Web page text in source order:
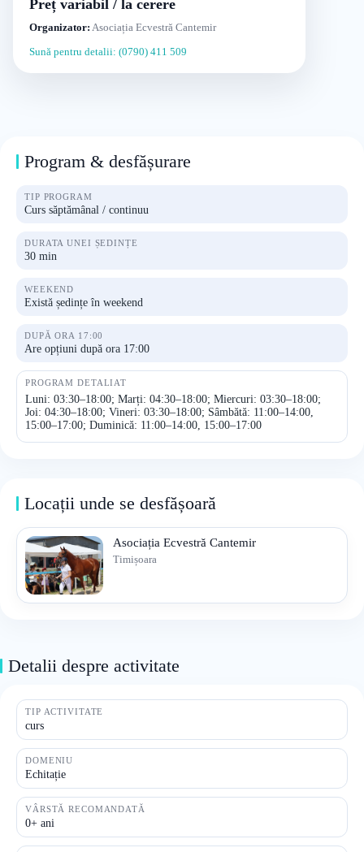
Preț variabil / la cerere
Organizator: Asociația Ecvestră Cantemir
Sună pentru detalii: (0790) 411 509
Program & desfășurare
TIP PROGRAM
Curs săptămânal / continuu
DURATA UNEI ȘEDINȚE
30 min
WEEKEND
Există ședințe în weekend
DUPĂ ORA 17:00
Are opțiuni după ora 17:00
PROGRAM DETALIAT
Luni: 03:30–18:00; Marți: 04:30–18:00; Miercuri: 03:30–18:00;
Joi: 04:30–18:00; Vineri: 03:30–18:00; Sâmbătă: 11:00–14:00,
15:00–17:00; Duminică: 11:00–14:00, 15:00–17:00
Locații unde se desfășoară
Asociația Ecvestră Cantemir
Timișoara
Detalii despre activitate
TIP ACTIVITATE
curs
DOMENIU
Echitație
VÂRSTĂ RECOMANDATĂ
0+ ani